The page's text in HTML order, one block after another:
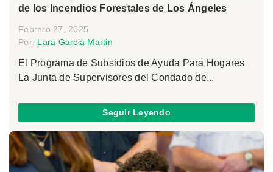
de los Incendios Forestales de Los Ángeles
Febrero 27, 2025
Por: Lara Garcia Martin
El Programa de Subsidios de Ayuda Para Hogares
La Junta de Supervisores del Condado de...
Seguir Leyendo